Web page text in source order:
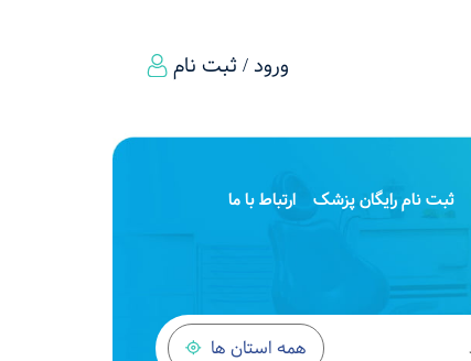
ورود / ثبت نام
ثبت نام رایگان پزشک ارتباط با ما
همه استان ها